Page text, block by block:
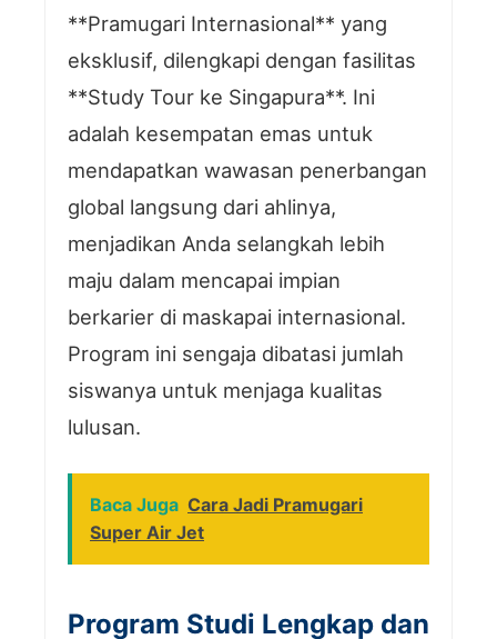
**Pramugari Internasional** yang
eksklusif, dilengkapi dengan fasilitas
**Study Tour ke Singapura**. Ini
adalah kesempatan emas untuk
mendapatkan wawasan penerbangan
global langsung dari ahlinya,
menjadikan Anda selangkah lebih
maju dalam mencapai impian
berkarier di maskapai internasional.
Program ini sengaja dibatasi jumlah
siswanya untuk menjaga kualitas
lulusan.
Baca Juga Cara Jadi Pramugari
Super Air Jet
Program Studi Lengkap dan